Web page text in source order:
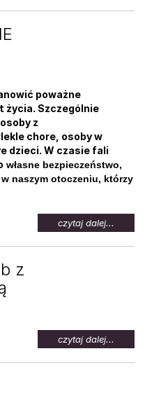
poważne
życia. Szczególnie
z
chore, osoby w
dzieci. W czasie fali
własne bezpieczeństwo,
naszym otoczeniu, którzy
czytaj dalej...
temat:
z
czytaj dalej...
temat:
Oferta